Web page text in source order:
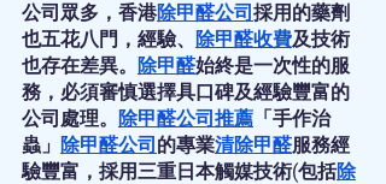
公司眾多，香港除甲醛公司採用的藥劑
也五花八門，經驗、
除甲醛收費及技術
也存在差異。
除甲醛始終是一次性的服
務，必須審慎選擇具口碑及經驗豐富的
公司處理。
除甲醛公司推薦 「手作治
蟲」 除甲醛公司 的專業清除甲醛服務經
驗豐富，採用三重日本觸媒技術(包括除